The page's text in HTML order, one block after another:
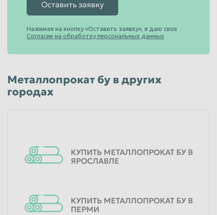
Оставить заявку
Нажимая на кнопку «Оставить заявку», я даю свое
Согласие на обработку персональных данных
Металлопрокат бу в других
городах
КУПИТЬ МЕТАЛЛОПРОКАТ БУ В
ЯРОСЛАВЛЕ
КУПИТЬ МЕТАЛЛОПРОКАТ БУ В
ПЕРМИ